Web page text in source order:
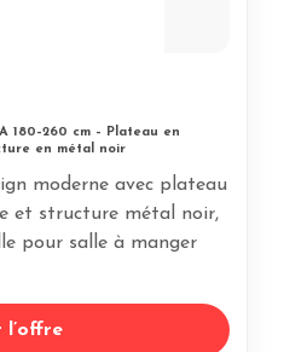
180–260 cm – Plateau en
en métal noir
moderne avec plateau
et structure métal noir,
pour salle à manger
l’offre